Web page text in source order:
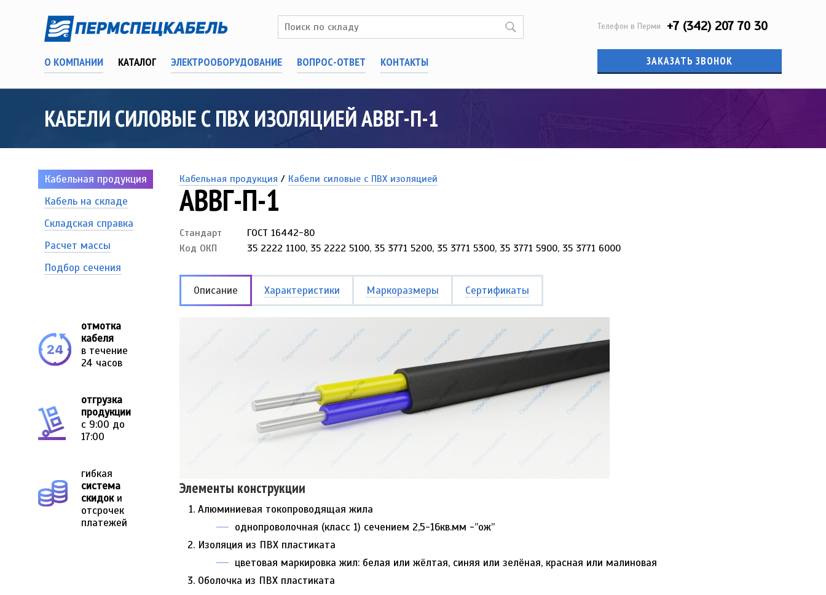
О КОМПАНИИ КАТАЛОГ ЭЛЕКТРООБОРУДОВАНИЕ ВОПРОС-ОТВЕТ КОНТАКТЫ
Телефон в Перми +7 (342) 207 70 30
ЗАКАЗАТЬ ЗВОНОК
КАБЕЛИ СИЛОВЫЕ С ПВХ ИЗОЛЯЦИЕЙ АВВГ-П-1
Кабельная продукция
Кабель на складе
Складская справка
Расчет массы
Подбор сечения
отмотка
кабеля
в течение
24 часов
отгрузка
продукции
с 9:00 до
17:00
гибкая
система
скидоки
отсрочек
платежей
Кабельная продукция / Кабели силовые с ПВХ изоляцией
АВВГ-П-1
Стандарт
ГОСТ 16442-80
Код ОКП
35 2222 1100, 35 2222 5100, 35 3771 5200, 35 3771 5300, 35 3771 5900, 35 3771 6000
Описание Характеристики Маркоразмеры Сертификаты
Элементы конструкции
Алюминиевая токопроводящая жила
однопроволочная (класс 1) сечением 2,5-16кв.мм -”ож”
Изоляция из ПВХ пластиката
цветовая маркировка жил: белая или жёлтая, синяя или зелёная, красная или малиновая
Оболочка из ПВХ пластиката